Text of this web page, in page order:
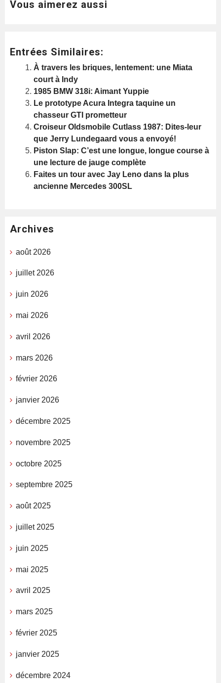
Vous aimerez aussi
Entrées Similaires:
À travers les briques, lentement: une Miata
court à Indy
1985 BMW 318i: Aimant Yuppie
Le prototype Acura Integra taquine un
chasseur GTI prometteur
Croiseur Oldsmobile Cutlass 1987: Dites-leur
que Jerry Lundegaard vous a envoyé!
Piston Slap: C’est une longue, longue course à
une lecture de jauge complète
Faites un tour avec Jay Leno dans la plus
ancienne Mercedes 300SL
Archives
août 2026
juillet 2026
juin 2026
mai 2026
avril 2026
mars 2026
février 2026
janvier 2026
décembre 2025
novembre 2025
octobre 2025
septembre 2025
août 2025
juillet 2025
juin 2025
mai 2025
avril 2025
mars 2025
février 2025
janvier 2025
décembre 2024